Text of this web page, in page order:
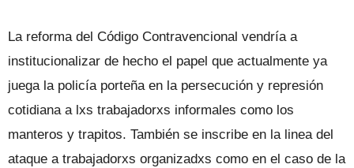
La reforma del Código Contravencional vendría a
institucionalizar de hecho el papel que actualmente ya
juega la policía porteña en la persecución y represión
cotidiana a lxs trabajadorxs informales como los
manteros y trapitos. También se inscribe en la linea del
ataque a trabajadorxs organizadxs como en el caso de la